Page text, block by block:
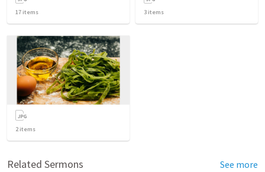
17 items 3 items
2items
Related Sermons See more